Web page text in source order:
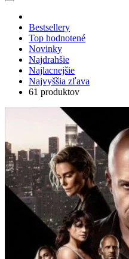
Bestsellery
Top hodnotené
Novinky
Najdrahšie
Najlacnejšie
Najvyššia zľava
61 produktov